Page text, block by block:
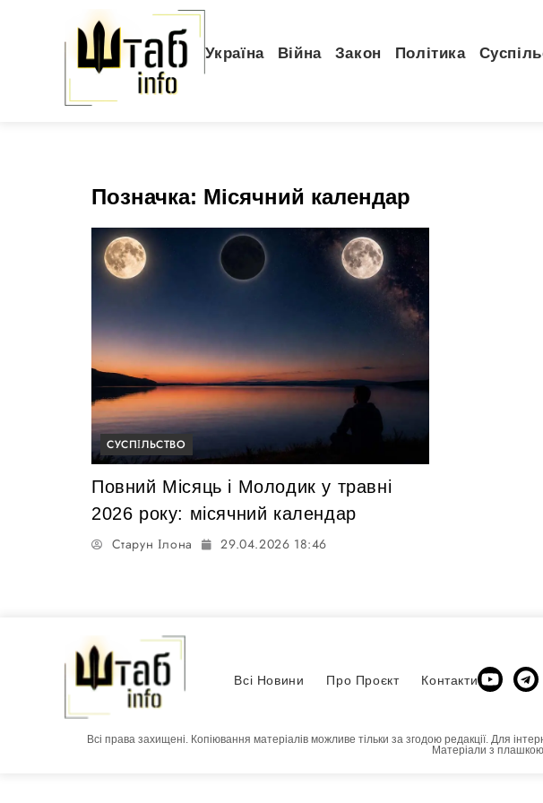
Україна Війна Закон Політика
Позначка: Місячний календар
СУСПІЛЬСТВО
Повний Місяць і Молодик у травні
2026 року: місячний календар
Старун Ілона 29.04.2026 18:46
Всі Новини Про Проєкт Контакти
Всі права захищені. Копіювання матеріалів можливе тільки за згодою редакції. Для
Матеріали з плашкою